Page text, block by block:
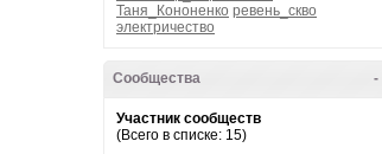
Таня_Кононенко ревень_скво
электричество
-
Сообщества
Участник сообществ
(Всего в списке: 15)